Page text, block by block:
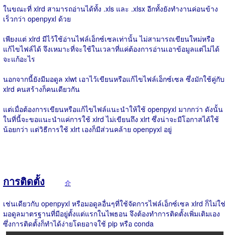
ในขณะที่ xlrd สามารถอ่านได้ทั้ง .xls และ .xlsx อีกทั้งยังทำงานค่อนข้าง
เร็วกว่า openpyxl ด้วย
เพียงแต่ xlrd มีไว้ใช้อ่านไฟล์เอ็กซ์เซลเท่านั้น ไม่สามารถเขียนใหม่หรือ
แก้ไขไฟล์ได้ จึงเหมาะที่จะใช้ในเวลาที่แค่ต้องการอ่านเอาข้อมูลแต่ไม่ได้
จะแก้อะไร
นอกจากนี้ยังมีมอดูล xlwt เอาไว้เขียนหรือแก้ไขไฟล์เอ็กซ์เซล ซึ่งมักใช้คู่กับ
xlrd คนสร้างก็คนเดียวกัน
แต่เมื่อต้องการเขียนหรือแก้ไขไฟล์แนะนำให้ใช้ openpyxl มากกว่า ดังนั้น
ในที่นี้จะขอแนะนำแค่การใช้ xlrd ไม่เขียนถึง xlrt ซึ่งน่าจะมีโอกาสได้ใช้
น้อยกว่า แต่วิธีการใช้ xlrt เองก็มีส่วนคล้าย openpyxl อยู่
การติดตั้ง 介
เช่นเดียวกับ openpyxl หรือมอดูลอื่นๆที่ใช้จัดการไฟล์เอ็กซ์เซล xlrd ก็ไม่ใช่
มอดูลมาตรฐานที่มีอยู่ตั้งแต่แรกในไพธอน จึงต้องทำการติดตั้งเพิ่มเติมเอง
ซึ่งการติดตั้งก็ทำได้ง่ายโดยอาจใช้ pip หรือ conda